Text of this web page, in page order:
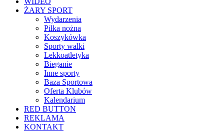
ŻARY SPORT
Wydarzenia
Piłka nożna
Koszykówka
Sporty walki
Lekkoatletyka
Bieganie
Inne sporty
Baza Sportowa
Oferta Klubów
Kalendarium
RED BUTTON
REKLAMA
KONTAKT